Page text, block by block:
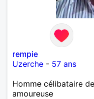
rempie
Uzerche - 57 ans
Homme célibataire
amoureuse